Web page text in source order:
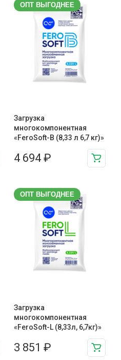
ОПТ ВЫГОДНЕЕ
Загрузка
многокомпонентная
«FeroSoft-B (8,33 л 6,7 кг)»
4 694 ₽
ОПТ ВЫГОДНЕЕ
Загрузка
многокомпонентная
«FeroSoft-L (8,33л, 6,7кг)»
3 851 ₽